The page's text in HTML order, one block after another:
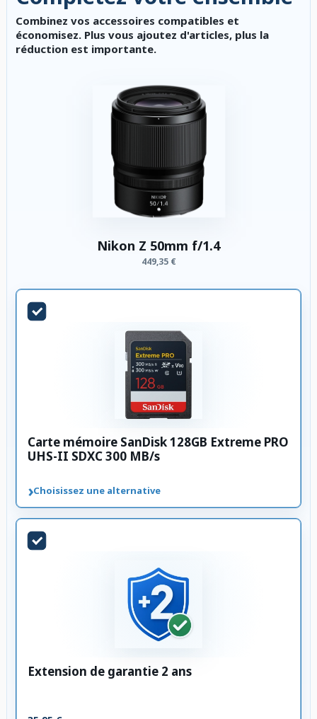
Combinez vos accessoires compatibles et
économisez. Plus vous ajoutez d'articles, plus la
réduction est importante.
Nikon Z 50mm f/1.4
449,35 €
Carte mémoire SanDisk 128GB Extreme PRO
UHS-II SDXC 300 MB/s
›Choisissez une alternative
Extension de garantie 2 ans